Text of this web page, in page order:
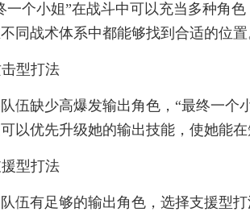
一个小姐”在战斗中可以充当多种角
同战术体系中都能够找到合适的位置
型打法
伍缺少高爆发输出角色，“最终一个
以优先升级她的输出技能，使她能
型打法
伍有足够的输出角色，选择支援型